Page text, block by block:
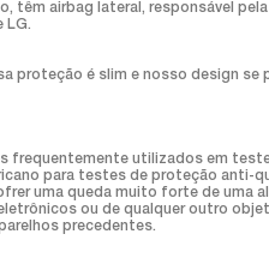
têm airbag lateral, responsável
LG.
é slim e nosso design se
utilizados em
para testes de proteção anti-
uma queda muito forte de uma
ou de qualquer outro
precedentes.